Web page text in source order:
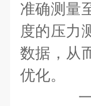
准确测量
度的压力
数据，从
优化。
一